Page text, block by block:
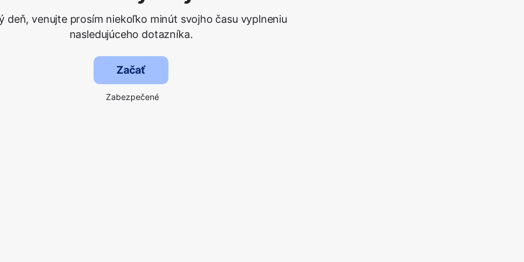
deň, venujte prosím niekoľko minút svojho času vyplneniu
nasledujúceho dotazníka.
Začať
Zabezpečené